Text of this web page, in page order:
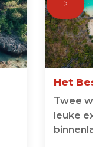
Het
Twee
leuke